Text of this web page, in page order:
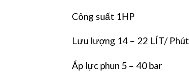
Công suất 1HP
Lưu lượng 14 – 22 LÍT/ Phút
Áp lực phun 5 – 40 bar